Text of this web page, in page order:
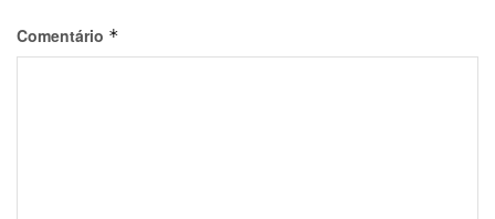
Comentário *